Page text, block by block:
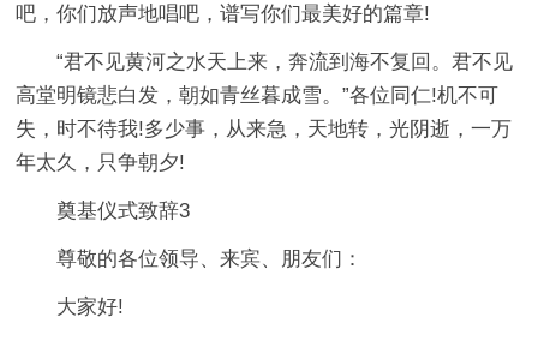
吧，你们放声地唱吧，谱写你们最美好的篇章!
“君不见黄河之水天上来，奔流到海不复回。君不见
高堂明镜悲白发，朝如青丝暮成雪。”各位同仁!机不可
失，时不待我!多少事，从来急，天地转，光阴逝，一万
年太久，只争朝夕!
奠基仪式致辞3
尊敬的各位领导、来宾、朋友们：
大家好!